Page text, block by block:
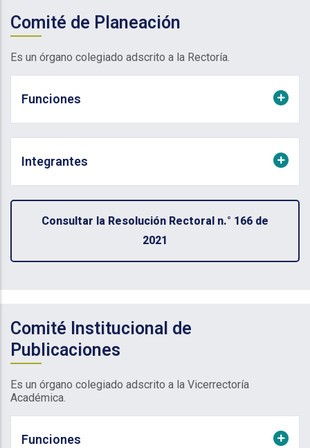
Comité de Planeación
Es un órgano colegiado adscrito a la Rectoría.
Funciones
Integrantes
Consultar la Resolución Rectoral n.° 166 de
2021
Comité Institucional de
Publicaciones
Es un órgano colegiado adscrito a la Vicerrectoría
Académica.
Funciones